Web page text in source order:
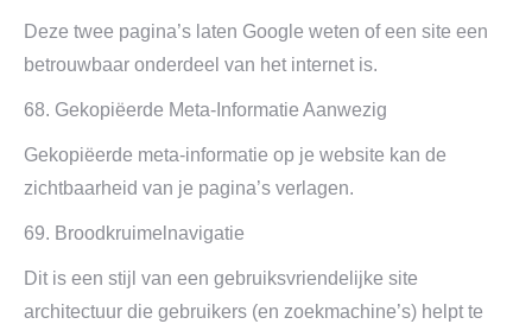
Deze twee pagina’s laten Google weten of een site een
betrouwbaar onderdeel van het internet is.
68. Gekopiëerde Meta-Informatie Aanwezig
Gekopiëerde meta-informatie op je website kan de
zichtbaarheid van je pagina’s verlagen.
69. Broodkruimelnavigatie
Dit is een stijl van een gebruiksvriendelijke site
architectuur die gebruikers (en zoekmachine’s) helpt te